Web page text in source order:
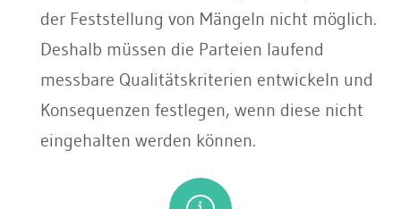
der Feststellung von Mängeln nicht möglich.
Deshalb müssen die Parteien laufend
messbare Qualitätskriterien entwickeln und
Konsequenzen festlegen, wenn diese nicht
eingehalten werden können.